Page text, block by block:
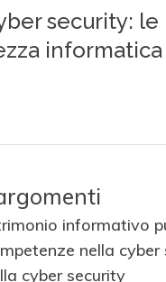
informativo
nella cyber
cyber security